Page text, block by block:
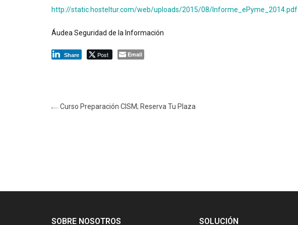
http://static.hosteltur.com/web/uploads/2015/08/Informe_ePyme_2014.pdf
Áudea Seguridad de la Información
Share Post Email
Curso Preparación CISM; Reserva Tu Plaza
SOBRE NOSOTROS SOLUCIÓN